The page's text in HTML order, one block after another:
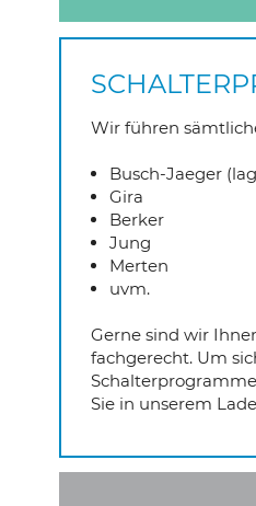
Wir führen
Busch-Jaeger
Gira
Berker
Jung
Merten
uvm.
Gerne sind wir
fachgerecht. Um
Sie in unserem